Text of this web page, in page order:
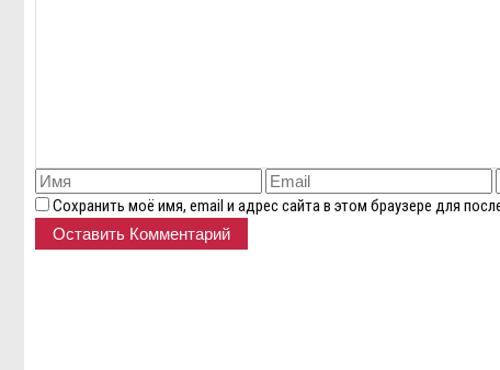
Сохранить моё имя, email и адрес сайта в этом браузере для